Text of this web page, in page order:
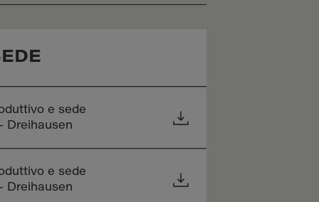
e sede
Dreihausen
e sede
Dreihausen